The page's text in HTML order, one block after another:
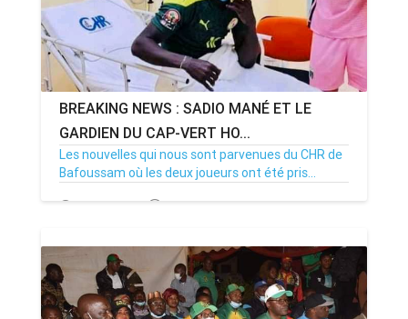
BREAKING NEWS : SADIO MANÉ ET LE
GARDIEN DU CAP-VERT HO...
Les nouvelles qui nous sont parvenues du CHR de
Bafoussam où les deux joueurs ont été pris...
25/01/22 Par MenouActu 1